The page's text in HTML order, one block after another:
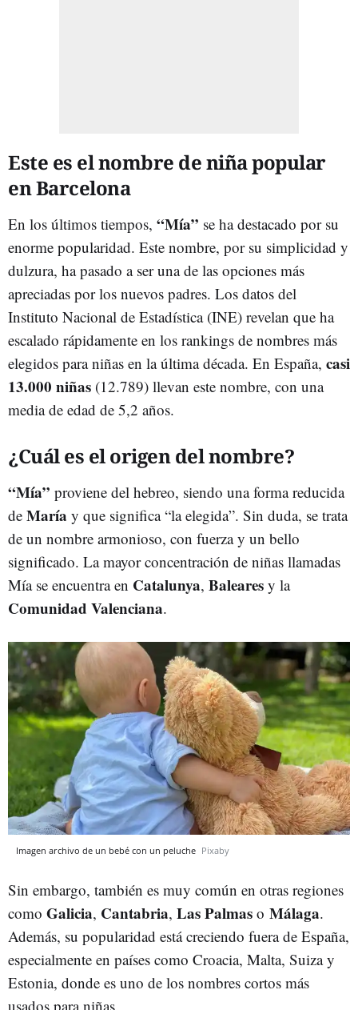
Este es el nombre de niña popular
en Barcelona
En los últimos tiempos, “Mía” se ha destacado por su
enorme popularidad. Este nombre, por su simplicidad y
dulzura, ha pasado a ser una de las opciones más
apreciadas por los nuevos padres. Los datos del
Instituto Nacional de Estadística (INE) revelan que ha
escalado rápidamente en los rankings de nombres más
elegidos para niñas en la última década. En España, casi
13.000 niñas (12.789) llevan este nombre, con una
media de edad de 5,2 años.
¿Cuál es el origen del nombre?
“Mía” proviene del hebreo, siendo una forma reducida
de María y que significa “la elegida”. Sin duda, se trata
de un nombre armonioso, con fuerza y un bello
significado. La mayor concentración de niñas llamadas
Mía se encuentra en Catalunya, Baleares y la
Comunidad Valenciana.
Imagen archivo de un bebé con un peluche Pixaby
Sin embargo, también es muy común en otras regiones
como Galicia, Cantabria, LasPalmas o Málaga.
Además, su popularidad está creciendo fuera de España,
especialmente en países como Croacia, Malta, Suiza y
Estonia, donde es uno de los nombres cortos más
usados para niñas.